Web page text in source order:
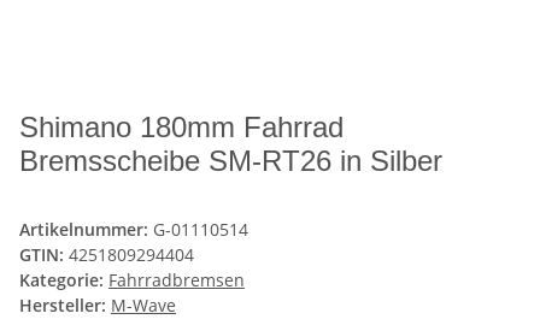
Shimano 180mm Fahrrad
Bremsscheibe SM-RT26 in Silber
Artikelnummer: G-01110514
GTIN: 4251809294404
Kategorie: Fahrradbremsen
Hersteller: M-Wave